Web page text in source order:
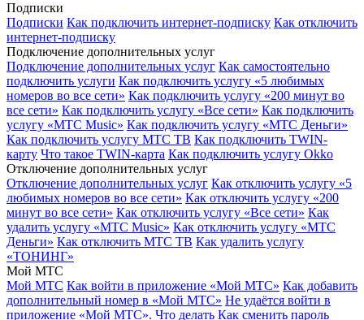
Подписки
Подписки Как подключить интернет-подписку Как отключить
интернет-подписку
Подключение дополнительных услуг
Подключение дополнительных услуг Как самостоятельно
подключить услуги Как подключить услугу «5 любимых
номеров во все сети» Как подключить услугу «200 минут во
все сети» Как подключить услугу «Все сети» Как подключить
услугу «МТС Music» Как подключить услугу «МТС Деньги»
Как подключить услугу МТС ТВ Как подключить TWIN-
карту Что такое TWIN-карта Как подключить услугу Okko
Отключение дополнительных услуг
Отключение дополнительных услуг Как отключить услугу «5
любимых номеров во все сети» Как отключить услугу «200
минут во все сети» Как отключить услугу «Все сети» Как
удалить услугу «МТС Music» Как отключить услугу «МТС
Деньги» Как отключить МТС ТВ Как удалить услугу
«ТОНИНГ»
Мой МТС
Мой МТС Как войти в приложение «Мой МТС» Как добавить
дополнительный номер в «Мой МТС» Не удаётся войти в
приложение «Мой МТС». Что делать Как сменить пароль